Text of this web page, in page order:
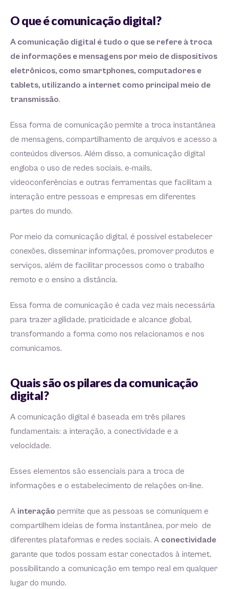
O que é comunicação digital?
A comunicação digital é tudo o que se refere à troca
de informações e mensagens por meio de dispositivos
eletrônicos, como smartphones, computadores e
tablets, utilizando a internet como principal meio de
transmissão.
Essa forma de comunicação permite a troca instantânea
de mensagens, compartilhamento de arquivos e acesso a
conteúdos diversos. Além disso, a comunicação digital
engloba o uso de redes sociais, e-mails,
videoconferências e outras ferramentas que facilitam a
interação entre pessoas e empresas em diferentes
partes do mundo.
Por meio da comunicação digital, é possível estabelecer
conexões, disseminar informações, promover produtos e
serviços, além de facilitar processos como o trabalho
remoto e o ensino a distância.
Essa forma de comunicação é cada vez mais necessária
para trazer agilidade, praticidade e alcance global,
transformando a forma como nos relacionamos e nos
comunicamos.
Quais são os pilares da comunicação
digital?
A comunicação digital é baseada em três pilares
fundamentais: a interação, a conectividade e a
velocidade.
Esses elementos são essenciais para a troca de
informações e o estabelecimento de relações on-line.
A interação permite que as pessoas se comuniquem e
compartilhem ideias de forma instantânea, por meio de
diferentes plataformas e redes sociais. A conectividade
garante que todos possam estar conectados à internet,
possibilitando a comunicação em tempo real em qualquer
lugar do mundo.